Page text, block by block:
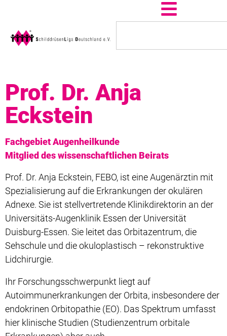
Prof. Dr. Anja
Eckstein
Fachgebiet Augenheilkunde
Mitglied des wissenschaftlichen Beirats
Prof. Dr. Anja Eckstein, FEBO, ist eine Augenärztin mit
Spezialisierung auf die Erkrankungen der okulären
Adnexe. Sie ist stellvertretende Klinikdirektorin an der
Universitäts-Augenklinik Essen der Universität
Duisburg-Essen. Sie leitet das Orbitazentrum, die
Sehschule und die okuloplastisch – rekonstruktive
Lidchirurgie.
Ihr Forschungsschwerpunkt liegt auf
Autoimmunerkrankungen der Orbita, insbesondere der
endokrinen Orbitopathie (EO). Das Spektrum umfasst
hier klinische Studien (Studienzentrum orbitale